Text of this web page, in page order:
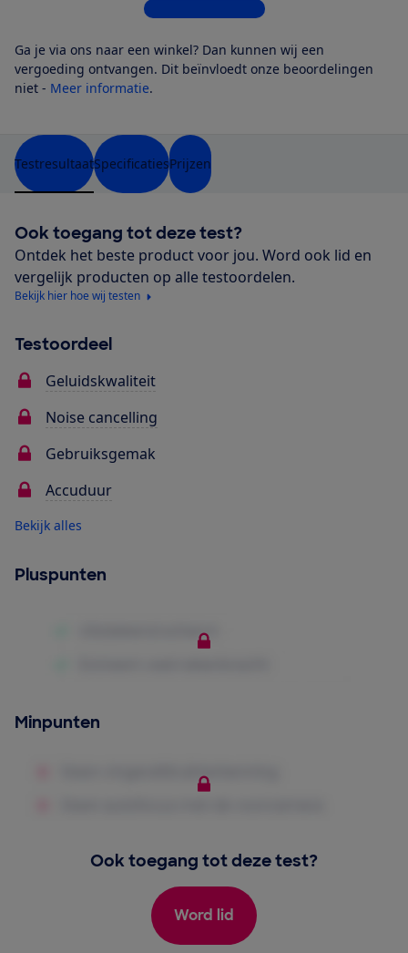
Bekijk alle 9 winkels
Ga je via ons naar een winkel? Dan kunnen wij een
vergoeding ontvangen. Dit beïnvloedt onze beoordelingen
niet - Meer informatie.
TestresultaatSpecificatiesPrijzen
Ook toegang tot deze test?
Ontdek het beste product voor jou. Word ook lid en
vergelijk producten op alle testoordelen.
Bekijk hier hoe wij testen
Testoordeel
Geluidskwaliteit
Noise cancelling
Gebruiksgemak
Accuduur
Bekijk alles
Pluspunten
Minpunten
Ook toegang tot deze test?
Word lid